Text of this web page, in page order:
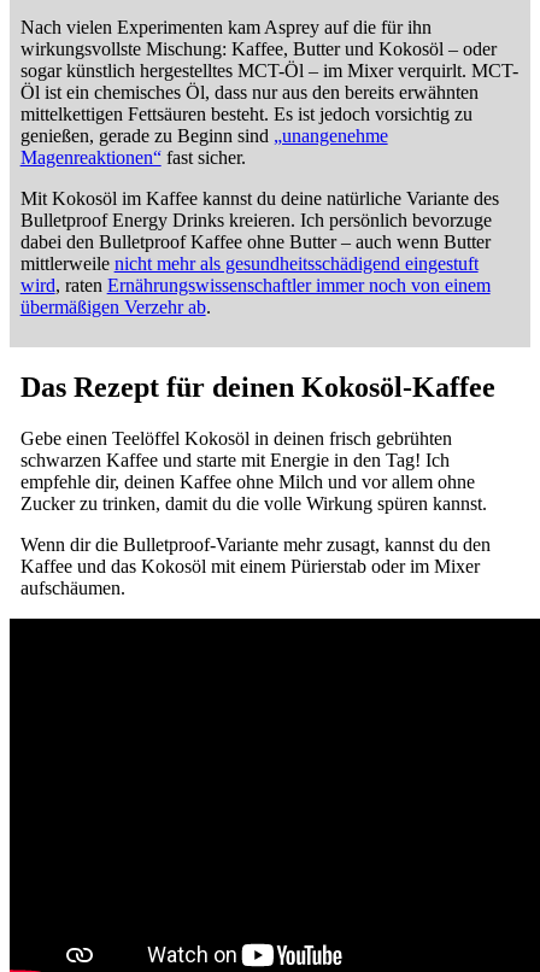
Nach vielen Experimenten kam Asprey auf die für ihn
wirkungsvollste Mischung: Kaffee, Butter und Kokosöl – oder
sogar künstlich hergestelltes MCT-Öl – im Mixer verquirlt. MCT-
Öl ist ein chemisches Öl, dass nur aus den bereits erwähnten
mittelkettigen Fettsäuren besteht. Es ist jedoch vorsichtig zu
genießen, gerade zu Beginn sind „unangenehme
Magenreaktionen“fast sicher.
Mit Kokosöl im Kaffee kannst du deine natürliche Variante des
Bulletproof Energy Drinks kreieren. Ich persönlich bevorzuge
dabei den Bulletproof Kaffee ohne Butter – auch wenn Butter
mittlerweile nicht mehr als gesundheitsschädigend eingestuft
wird, raten Ernährungswissenschaftler immer noch von einem
übermäßigen Verzehr ab.
Das Rezept für deinen Kokosöl-Kaffee
Gebe einen Teelöffel Kokosöl in deinen frisch gebrühten
schwarzen Kaffee und starte mit Energie in den Tag! Ich
empfehle dir, deinen Kaffee ohne Milch und vor allem ohne
Zucker zu trinken, damit du die volle Wirkung spüren kannst.
Wenn dir die Bulletproof-Variante mehr zusagt, kannst du den
Kaffee und das Kokosöl mit einem Pürierstab oder im Mixer
aufschäumen.